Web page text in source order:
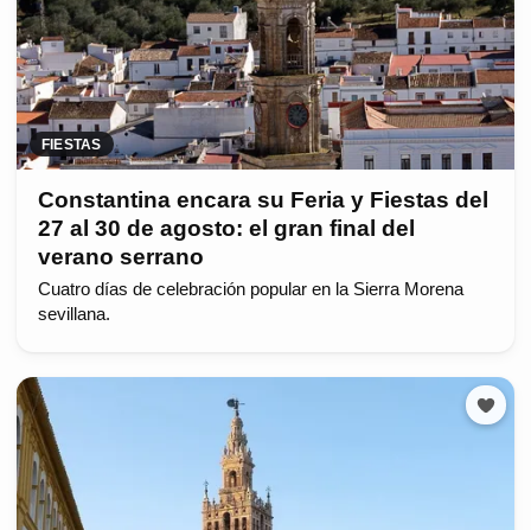
FIESTAS
Constantina encara su Feria y Fiestas del
27 al 30 de agosto: el gran final del
verano serrano
Cuatro días de celebración popular en la Sierra Morena
sevillana.